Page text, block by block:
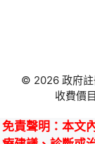
© 2026 政府註
收費價
免責聲明 ：本文